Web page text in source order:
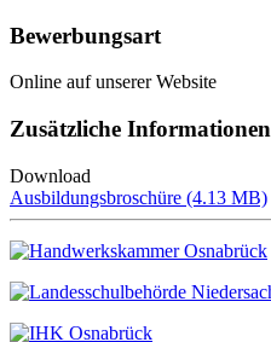
Bewerbungsart
Online auf unserer Website
Zusätzliche Informationen
Download
File
Ausbildungsbroschüre (4.13 MB)